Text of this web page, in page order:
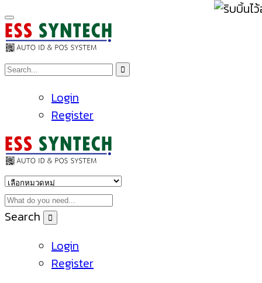
Login
Register
Search
Login
Register